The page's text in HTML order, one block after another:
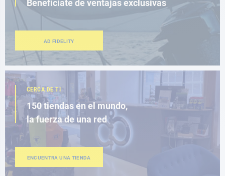
Benefíciate de ventajas exclusivas
AD FIDELITY
CERCA DE TI
150 tiendas en el mundo,
la fuerza de una red
ENCUENTRA UNA TIENDA